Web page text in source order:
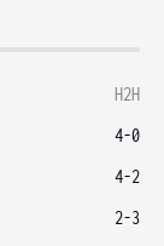
H2H
4-0
4-2
2-3